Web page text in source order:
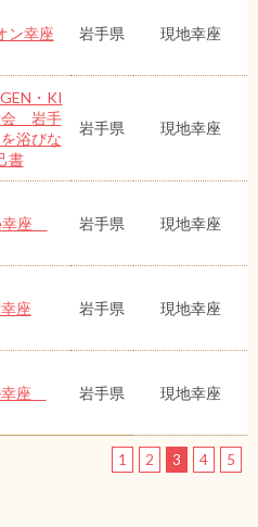
ン幸座 岩手県 現地幸座
・KI
会 岩手
浴びな
書
岩手県 現地幸座
幸座 岩手県 現地幸座
座 岩手県 現地幸座
幸座 岩手県 現地幸座
1 2 3 4 5